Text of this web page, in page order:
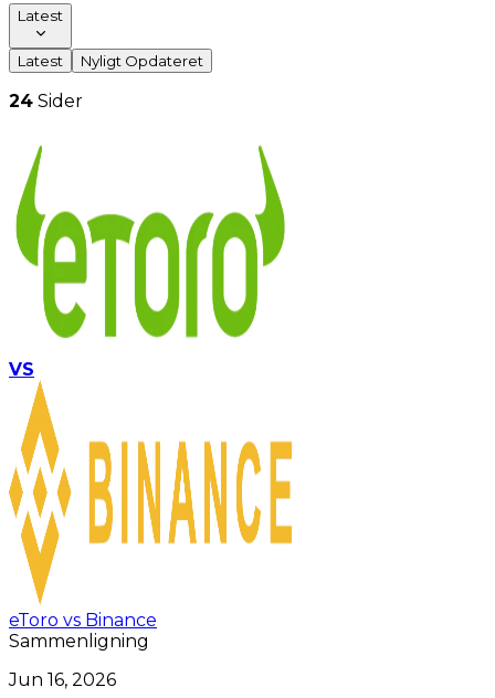
Latest
Latest Nyligt Opdateret
24 Sider
VS
eToro vs Binance
Sammenligning
Jun 16, 2026